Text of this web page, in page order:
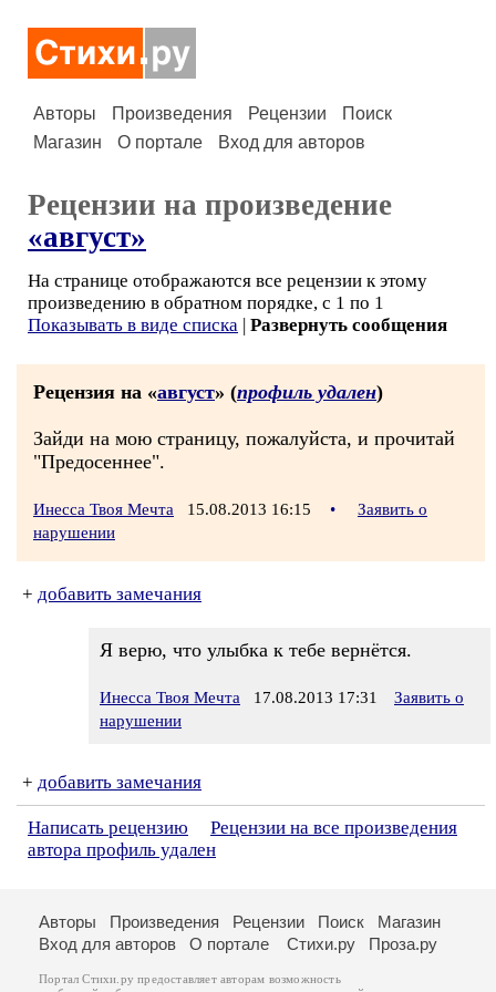
Авторы Произведения Рецензии
Поиск
Магазин
О портале Вход для авторов
Рецензии на произведение
«август»
На странице отображаются все рецензии к этому
произведению в обратном порядке, с 1 по 1
Показывать в виде списка | Развернуть сообщения
Рецензия на «август» (профиль удален)
Зайди на мою страницу, пожалуйста, и прочитай
"Предосеннее".
Инесса Твоя Мечта 15.08.2013 16:15 •
Заявить о
нарушении
+ добавить замечания
Я верю, что улыбка к тебе вернётся.
Инесса Твоя Мечта 17.08.2013 17:31
Заявить о
нарушении
+ добавить замечания
Написать рецензию
Рецензии на все произведения
автора профиль удален
Авторы Произведения Рецензии Поиск
Магазин
Вход для авторов
О портале Стихи.ру Проза.ру
Портал Стихи.ру предоставляет авторам возможность